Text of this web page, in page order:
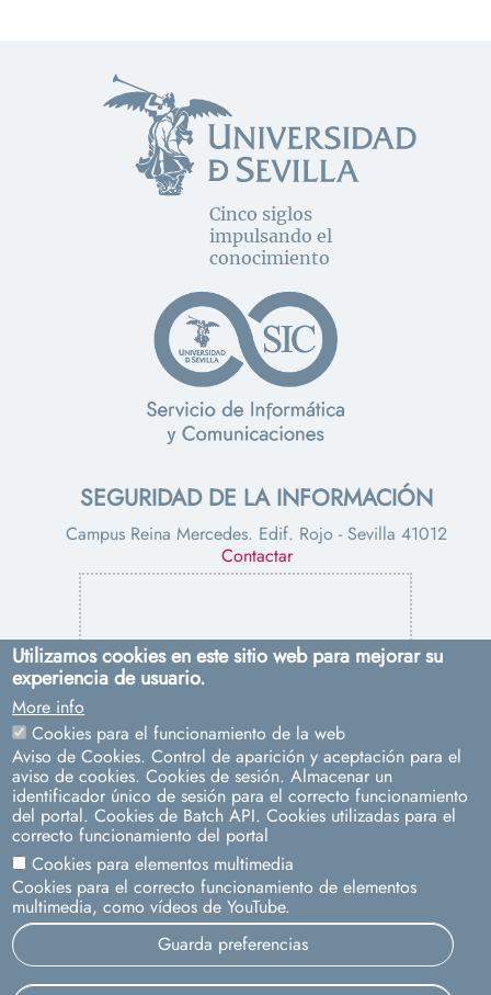
Cinco siglos
impulsando el
conocimiento
SEGURIDAD DE LA INFORMACIÓN
Campus Reina Mercedes. Edif. Rojo - Sevilla 41012
Contactar
PROTECCIÓN DE DATOS
Pabellón de Uruguay. Avda. de Chile, s/n - Sevilla 41013
Contacto:dpd@us.es
Aviso legal Protección de datos Cookies
Utilizamos cookies en este sitio web para mejorar su
experiencia de usuario.
More info
Cookies para el funcionamiento de la web
Aviso de Cookies. Control de aparición y aceptación para el
aviso de cookies. Cookies de sesión. Almacenar un
identificador único de sesión para el correcto funcionamiento
del portal. Cookies de Batch API. Cookies utilizadas para el
correcto funcionamiento del portal
Cookies para elementos multimedia
Cookies para el correcto funcionamiento de elementos
multimedia, como vídeos de YouTube.
Guarda preferencias